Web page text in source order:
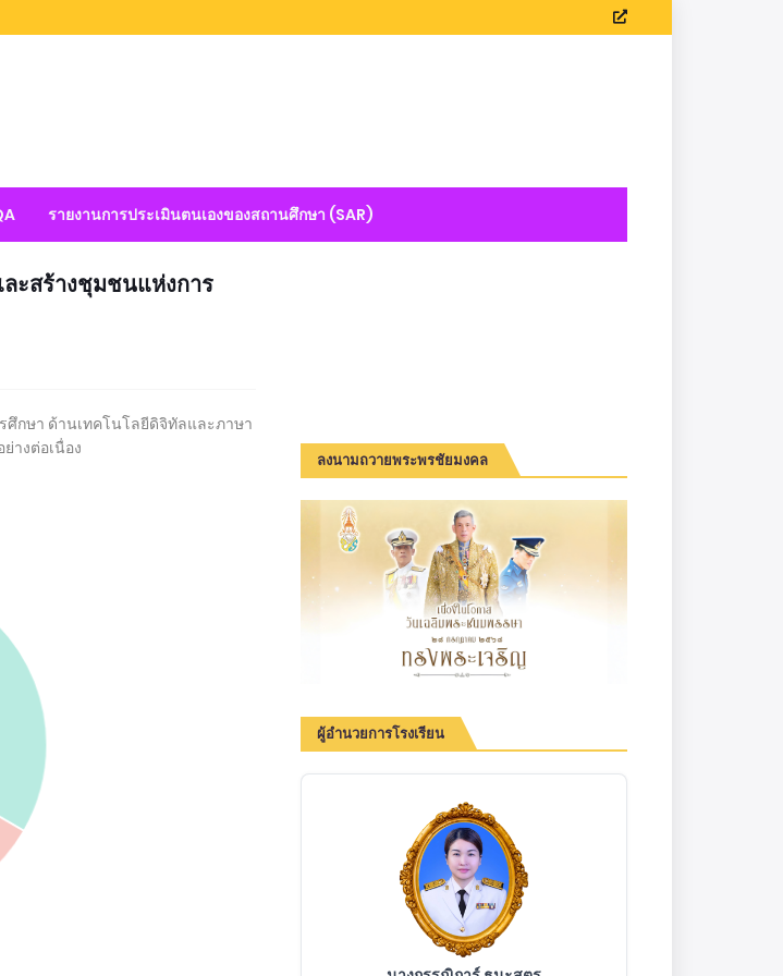
รายงานการประเมินตนเองของสถานศึกษา (SAR)
ะสร้างชุมชนแห่งการ
ศึกษา ด้านเทคโนโลยีดิจิทัลและภาษา
างต่อเนื่อง
ลงนามถวายพระพรชัยมงคล
ผู้อำนวยการโรงเรียน